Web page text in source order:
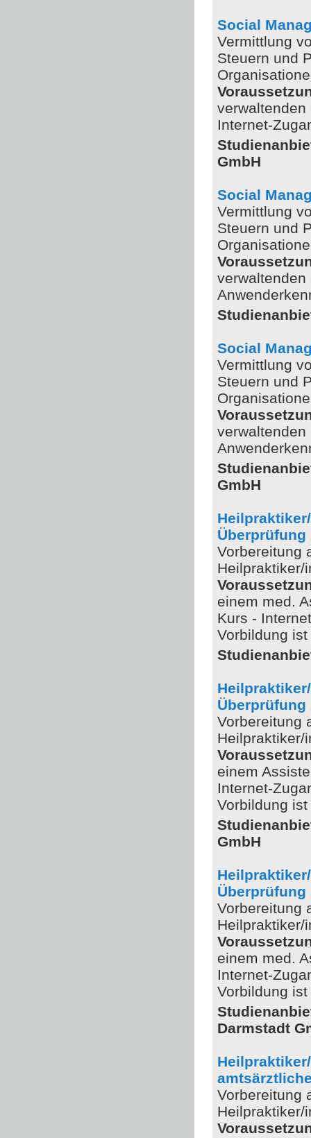
Social
Vermittlung
Steuern und
verwaltenden
Internet-
GmbH
Social
Vermittlung
Steuern und
verwaltenden
Social
Vermittlung
Steuern und
verwaltenden
GmbH
Vorbereitung
Heilpraktiker/
einem med.
Kurs -
Vorbildung
Vorbereitung
Heilpraktiker/
einem
Internet-
Vorbildung
GmbH
Vorbereitung
Heilpraktiker/
einem med.
Internet-
Vorbildung
Darmstadt
Vorbereitung
Heilpraktiker/